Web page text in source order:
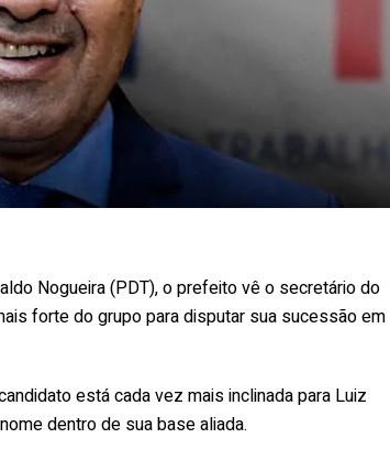
Nogueira (PDT), o prefeito vê o secretário do
forte do grupo para disputar sua sucessão em
está cada vez mais inclinada para Luiz
dentro de sua base aliada.